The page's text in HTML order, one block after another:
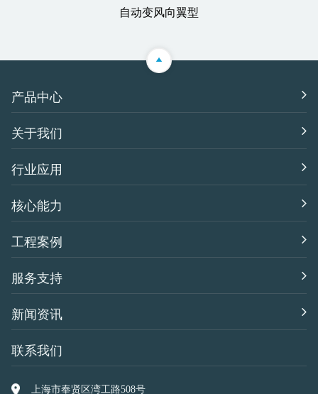
自动变风向翼型
产品中心
关于我们
行业应用
核心能力
工程案例
服务支持
新闻资讯
联系我们
上海市奉贤区湾工路508号